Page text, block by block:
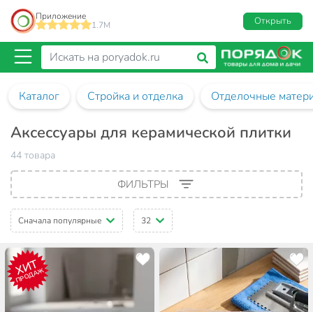
Приложение
1.7M
Открыть
Каталог Стройка и отделка Отделочные
Аксессуары для керамической плитки
44 товара
ФИЛЬТРЫ
Сначала популярные 32
ХИТ
ПРОДАЖ